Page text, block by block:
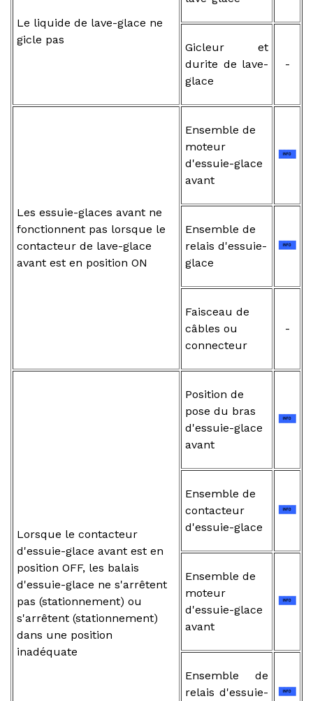
Le liquide de lave-glace ne
gicle pas
Gicleur et
durite de lave-
glace
-
Les essuie-glaces avant ne
fonctionnent pas lorsque le
contacteur de lave-glace
avant est en position ON
Ensemble de
moteur
d'essuie-glace
avant
Ensemble de
relais d'essuie-
glace
Faisceau de
câbles ou
connecteur
-
Lorsque le contacteur
d'essuie-glace avant est en
position OFF, les balais
d'essuie-glace ne s'arrêtent
pas (stationnement) ou
s'arrêtent (stationnement)
dans une position
inadéquate
Position de
pose du bras
d'essuie-glace
avant
Ensemble de
contacteur
d'essuie-glace
Ensemble de
moteur
d'essuie-glace
avant
Ensemble de
relais d'essuie-